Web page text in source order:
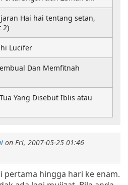
on Fri, 2007-05-25 01:46
pertama hingga hari ke enam.
Hai hai tentang setan,
2)
Lucifer
Dan Memfitnah
Yang Disebut Iblis atau